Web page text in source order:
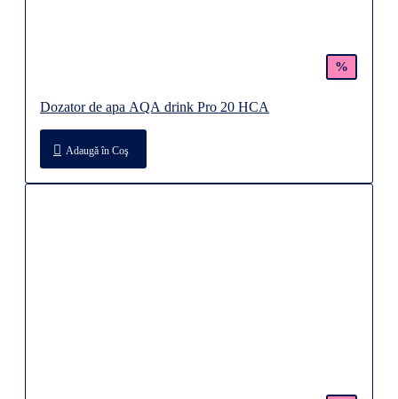
%
Dozator de apa AQA drink Pro 20 HCA
Adaugă în Coş